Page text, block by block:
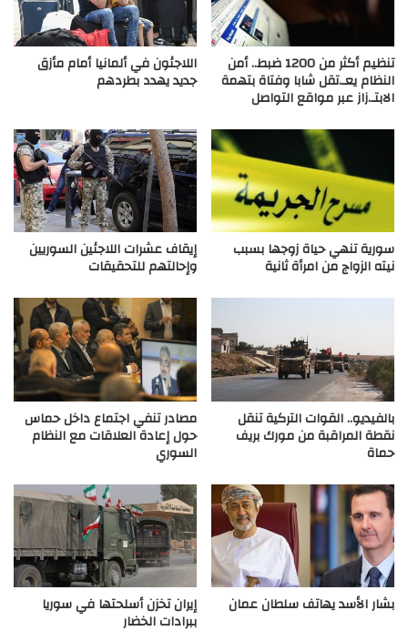
تنظيم أكثر من 1200 ضبط.. أمن
النظام يعـ.تقل شابا وفتاة بتهمة
الابتـ.زاز عبر مواقع التواصل
اللاجئون في ألمانيا أمام مأزق
جديد يهدد بطردهم
سورية تنهي حياة زوجها بسبب
نيته الزواج من امرأة ثانية
إيقاف عشرات اللاجئين السوريين
وإحالتهم للتحقيقات
بالفيديو.. القوات التركية تنقل
نقطة المراقبة من مورك بريف
حماة
مصادر تنفي اجتماع داخل حماس
حول إعادة العلاقات مع النظام
السوري
بشار الأسد يهاتف سلطان عمان إيران تخزن أسلحتها في سوريا
ببرادات الخضار